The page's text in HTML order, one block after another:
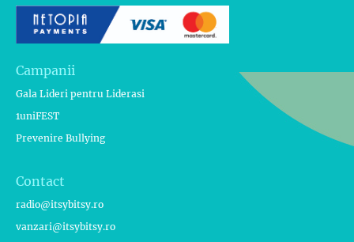
Campanii
Gala Lideri pentru Liderasi
1uniFEST
Prevenire Bullying
Contact
radio@itsybitsy.ro
vanzari@itsybitsy.ro